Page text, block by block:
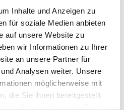
Inhalte und Anzeigen zu
für soziale Medien anbieten
auf unsere Website zu
wir Informationen zu Ihrer
an unsere Partner für
Analysen weiter. Unsere
möglicherweise mit
die Sie ihnen bereitgestellt